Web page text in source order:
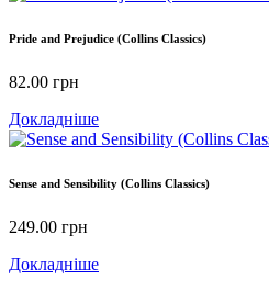
Pride and Prejudice (Collins Classics)
82.00 грн
Докладніше
Sense and Sensibility (Collins Classics)
249.00 грн
Докладніше